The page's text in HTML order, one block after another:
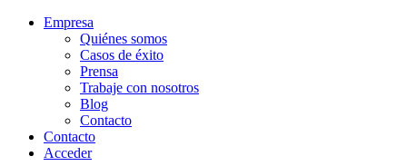
Empresa
Quiénes somos
Casos de éxito
Prensa
Trabaje con nosotros
Blog
Contacto
Contacto
Acceder